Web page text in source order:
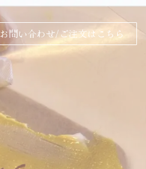
お問い合わせ/ご注文はこちら